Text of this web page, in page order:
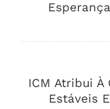
ICM Atribui À
Estáveis